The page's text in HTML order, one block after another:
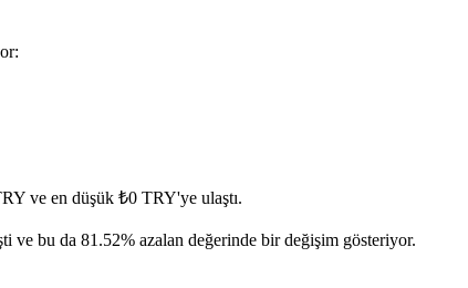
ve en düşük ₺0 TRY'ye ulaştı.
ve bu da 81.52% azalan değerinde bir değişim gösteriyor.